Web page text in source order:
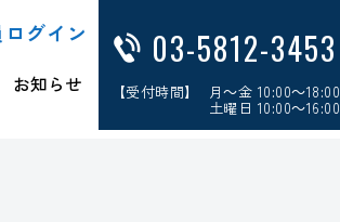
グイン
お知らせ
03-5812-3453
【受付時間】 月～金 10:00～18:00
土曜日 10:00～16:00